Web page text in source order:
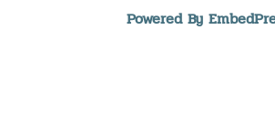
Powered By